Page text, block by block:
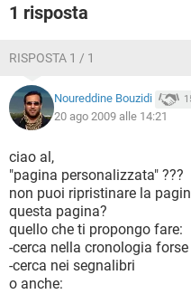
1 risposta
RISPOSTA 1 / 1
Noureddine Bouzidi
20 ago 2009 alle 14:21
ciao al,
"pagina personalizzata" ???
non puoi ripristinare la
questa pagina?
quello che ti propongo fare:
-cerca nella cronologia
-cerca nei segnalibri
o anche: